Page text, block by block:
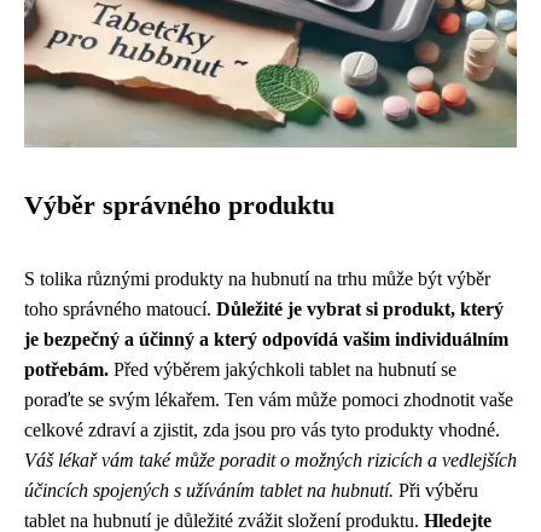
Výběr správného produktu
S tolika různými produkty na hubnutí na trhu může být výběr
toho správného matoucí. Důležité je vybrat si produkt, který
je bezpečný a účinný a který odpovídá vašim individuálním
potřebám. Před výběrem jakýchkoli tablet na hubnutí se
poraďte se svým lékařem. Ten vám může pomoci zhodnotit vaše
celkové zdraví a zjistit, zda jsou pro vás tyto produkty vhodné.
Váš lékař vám také může poradit o možných rizicích a vedlejších
účincích spojených s užíváním tablet na hubnutí. Při výběru
tablet na hubnutí je důležité zvážit složení produktu. Hledejte